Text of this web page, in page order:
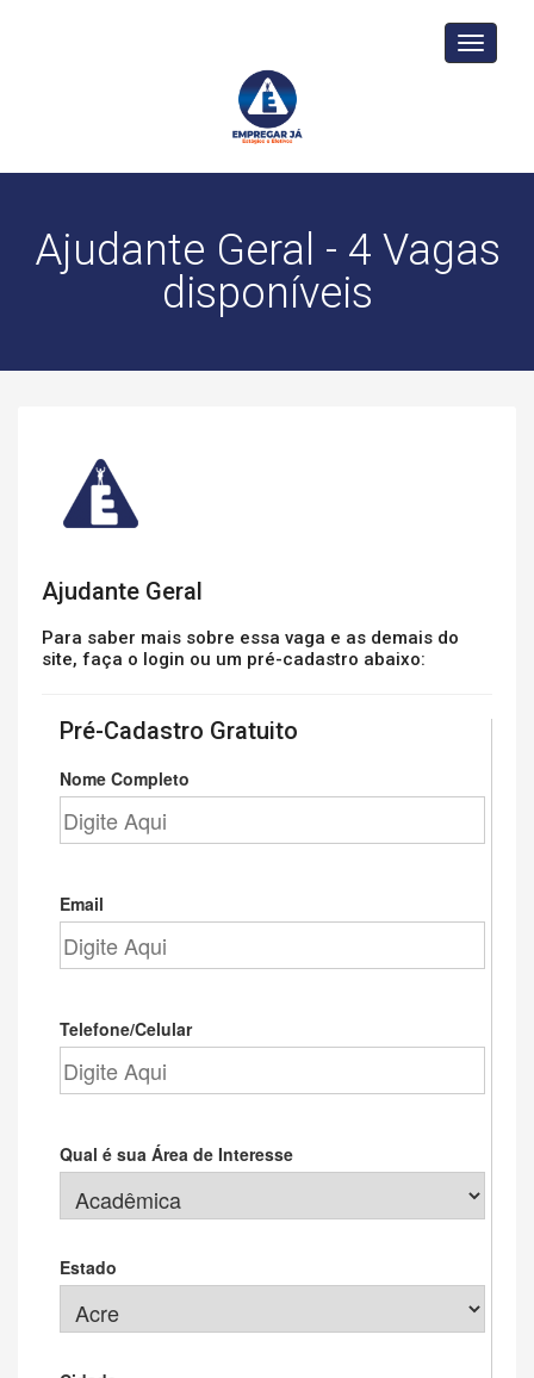
Toggle
Ajudante Geral - 4 Vagas
disponíveis
Ajudante Geral
Para saber mais sobre essa vaga e as demais do
site, faça o login ou um pré-cadastro abaixo:
Pré-Cadastro Gratuito
Nome Completo
Email
Telefone/Celular
Qual é sua Área de Interesse
Estado